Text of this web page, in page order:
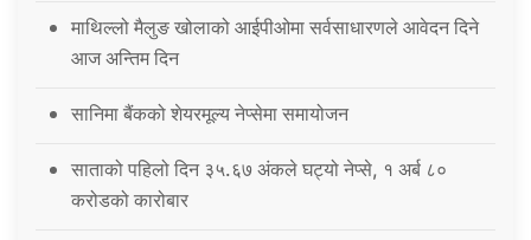
माथिल्लो मैलुङ खोलाको आईपीओमा सर्वसाधारणले आवेदन दिने
आज अन्तिम दिन
सानिमा बैंकको शेयरमूल्य नेप्सेमा समायोजन
साताको पहिलो दिन ३५.६७ अंकले घट्यो नेप्से, १ अर्ब ८०
करोडको कारोबार